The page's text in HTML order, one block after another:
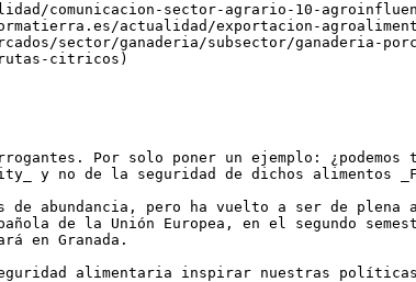
comunicacion-sector-agrario-10-
actualidad/exportacion-
sector/ganaderia/subsector/ganaderia-
citricos)
Por solo poner un ejemplo:
y no de la seguridad de dichos alimentos
de abundancia, pero ha vuelto a ser de
de la Unión Europea, en el segundo
en Granada.
alimentaria inspirar nuestras